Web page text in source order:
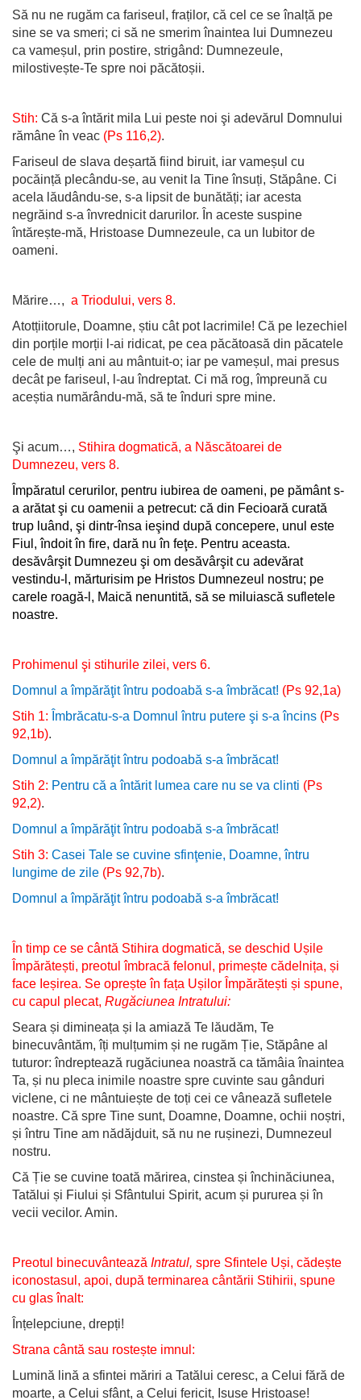
Să nu ne rugăm ca fariseul, fraților, că cel ce se înalță pe
sine se va smeri; ci să ne smerim înaintea lui Dumnezeu
ca vameșul, prin postire, strigând: Dumnezeule,
milostivește-Te spre noi păcătoșii.
Stih: Că s-a întărit mila Lui peste noi şi adevărul Domnului
rămâne în veac (Ps 116,2).
Fariseul de slava deșartă fiind biruit, iar vameșul cu
pocăință plecându-se, au venit la Tine însuți, Stăpâne. Ci
acela lăudându-se, s-a lipsit de bunătăți; iar acesta
negrăind s-a învrednicit darurilor. În aceste suspine
întărește-mă, Hristoase Dumnezeule, ca un Iubitor de
oameni.
Mărire…, a Triodului, vers 8.
Atotțiitorule, Doamne, știu cât pot lacrimile! Că pe Iezechiel
din porțile morții l-ai ridicat, pe cea păcătoasă din păcatele
cele de mulți ani au mântuit-o; iar pe vameșul, mai presus
decât pe fariseul, l-au îndreptat. Ci mă rog, împreună cu
aceștia numărându-mă, să te înduri spre mine.
Şi acum…, Stihira dogmatică, a Născătoarei de
Dumnezeu, vers 8.
Împăratul cerurilor, pentru iubirea de oameni, pe pământ s-
a arătat şi cu oamenii a petrecut: că din Fecioară curată
trup luând, şi dintr-însa ieşind după concepere, unul este
Fiul, îndoit în fire, dară nu în feţe. Pentru aceasta.
desăvârşit Dumnezeu şi om desăvârşit cu adevărat
vestindu-l, mărturisim pe Hristos Dumnezeul nostru; pe
carele roagă-l, Maică nenuntită, să se miluiască sufletele
noastre.
Prohimenul şi stihurile zilei, vers 6.
Domnul a împărăţit întru podoabă s-a îmbrăcat! (Ps 92,1a)
Stih 1: Îmbrăcatu-s-a Domnul întru putere şi s-a încins (Ps
92,1b).
Domnul a împărăţit întru podoabă s-a îmbrăcat!
Stih 2: Pentru că a întărit lumea care nu se va clinti (Ps
92,2).
Domnul a împărăţit întru podoabă s-a îmbrăcat!
Stih 3: Casei Tale se cuvine sfinţenie, Doamne, întru
lungime de zile (Ps 92,7b).
Domnul a împărăţit întru podoabă s-a îmbrăcat!
În timp ce se cântă Stihira dogmatică, se deschid Ușile
Împărătești, preotul îmbracă felonul, primește cădelnița, și
face Ieșirea. Se oprește în fața Ușilor Împărătești și spune,
cu capul plecat, Rugăciunea Intratului:
Seara și dimineața și la amiază Te lăudăm, Te
binecuvântăm, îți mulțumim și ne rugăm Ție, Stăpâne al
tuturor: îndreptează rugăciunea noastră ca tămâia înaintea
Ta, și nu pleca inimile noastre spre cuvinte sau gânduri
viclene, ci ne mântuiește de toți cei ce vânează sufletele
noastre. Că spre Tine sunt, Doamne, Doamne, ochii noștri,
și întru Tine am nădăjduit, să nu ne rușinezi, Dumnezeul
nostru.
Că Ție se cuvine toată mărirea, cinstea și închinăciunea,
Tatălui și Fiului și Sfântului Spirit, acum și pururea și în
vecii vecilor. Amin.
Preotul binecuvântează Intratul, spre Sfintele Uși, cădește
iconostasul, apoi, după terminarea cântării Stihirii, spune
cu glas înalt:
Înțelepciune, drepți!
Strana cântă sau rostește imnul:
Lumină lină a sfintei măriri a Tatălui ceresc, a Celui fără de
moarte, a Celui sfânt, a Celui fericit, Isuse Hristoase!